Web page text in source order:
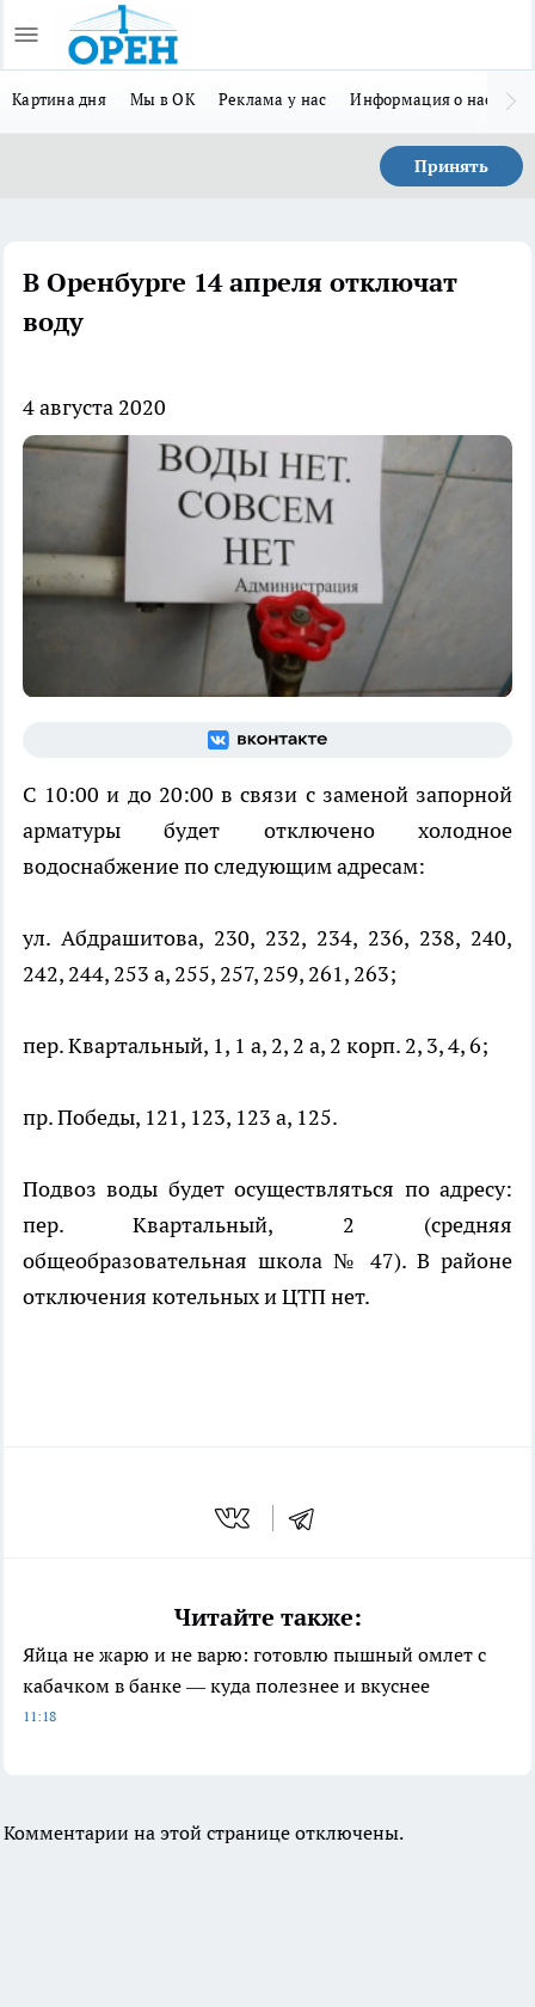
Картина дня Мы в ОК Реклама у нас Информация о нас
Принять
В Оренбурге 14 апреля отключат
воду
4 августа 2020
С 10:00 и до 20:00 в связи с заменой запорной
арматуры будет отключено холодное
водоснабжение по следующим адресам:
ул. Абдрашитова, 230, 232, 234, 236, 238, 240,
242, 244, 253 а, 255, 257, 259, 261, 263;
пер. Квартальный, 1, 1 а, 2, 2 а, 2 корп. 2, 3, 4, 6;
пр. Победы, 121, 123, 123 а, 125.
Подвоз воды будет осуществляться по адресу:
пер. Квартальный, 2 (средняя
общеобразовательная школа № 47). В районе
отключения котельных и ЦТП нет.
Читайте также:
Яйца не жарю и не варю: готовлю пышный омлет с
кабачком в банке — куда полезнее и вкуснее
11:18
Комментарии на этой странице отключены.